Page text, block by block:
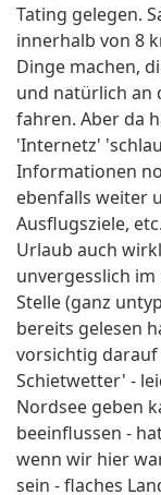
Tating gelegen.
innerhalb von 8
Dinge machen,
und natürlich an
fahren. Aber da
'Internetz'
Informationen
ebenfalls weiter
Ausflugsziele,
Urlaub auch
unvergesslich im
Stelle (ganz
bereits gelesen
vorsichtig darauf
Schietwetter' -
Nordsee geben
beeinflussen -
wenn wir hier
sein - flaches